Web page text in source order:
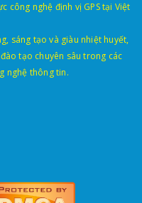
công nghệ định vị GPS tại Việt
sáng tạo và giàu nhiệt huyết,
tạo chuyên sâu trong các
nghệ thông tin.